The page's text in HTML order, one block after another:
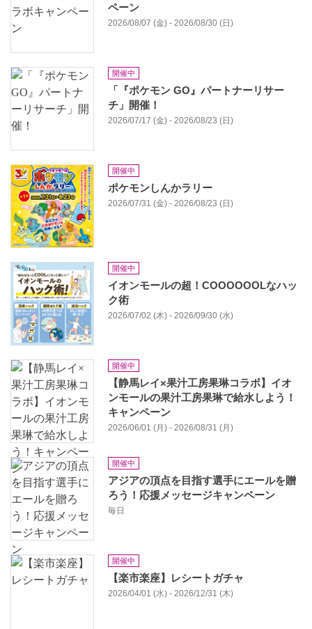
ペーン
2026/08/07 (金) - 2026/08/30 (日)
開催中
「『ポケモン GO』パートナーリサー
チ」開催！
2026/07/17 (金) - 2026/08/23 (日)
開催中
ポケモンしんかラリー
2026/07/31 (金) - 2026/08/23 (日)
開催中
イオンモールの超！COOOOOOLなハッ
ク術
2026/07/02 (木) - 2026/09/30 (水)
開催中
【静馬レイ×果汁工房果琳コラボ】イオ
ンモールの果汁工房果琳で給水しよう！
キャンペーン
2026/06/01 (月) - 2026/08/31 (月)
開催中
アジアの頂点を目指す選手にエールを贈
ろう！応援メッセージキャンペーン
毎日
開催中
【楽市楽座】レシートガチャ
2026/04/01 (水) - 2026/12/31 (木)